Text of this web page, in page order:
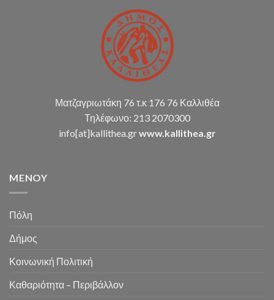
καταστάσεων
κ.α.)
Ματζαγριωτάκη 76 τ.κ 176 76 Καλλιθέα
Τηλέφωνο: 213 2070300
info[at]kallithea.grwww.kallithea.gr
MENOY
Πόλη
Δήμος
Κοινωνική Πολιτική
Καθαριότητα – Περιβάλλον